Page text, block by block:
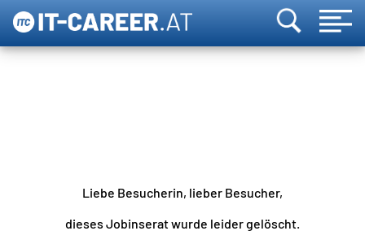
Liebe Besucherin, lieber Besucher,
dieses Jobinserat wurde leider gelöscht.